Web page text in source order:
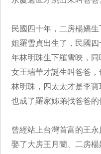
民國四十年，二房楊嬌
姐羅雪貞出生了，民國
年林明珠生下羅雪映，
女王瑞華才誕生叫爸爸
林明珠，四太太才是李
也成了羅家姊弟找爸爸的
曾經站上台灣首富的王
娶了大房王月蘭、二房